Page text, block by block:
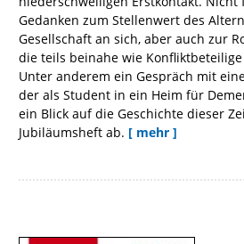
Gedanken zum Stellenwert des
Gesellschaft an sich, aber auch zur
die teils beinahe wie
Unter anderem ein Gespräch mit
der als Student in ein Heim für
ein Blick auf die Geschichte dieser
Jubiläumsheft ab. [ mehr ]